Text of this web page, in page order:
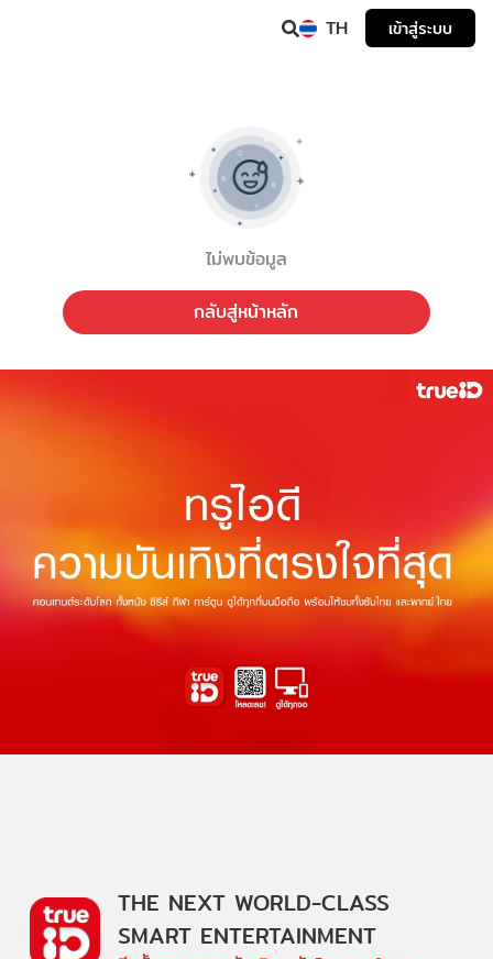
TH เข้าสู่ระบบ
ไม่พบข้อมูล
กลับสู่หน้าหลัก
THE NEXT WORLD-CLASS
SMART ENTERTAINMENT